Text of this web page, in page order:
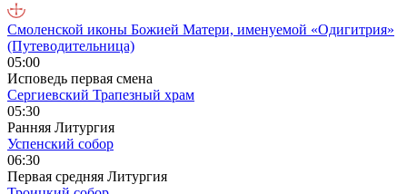
Смоленской иконы Божией Матери, именуемой «Одигитрия»
(Путеводительница)
05:00
Исповедь первая смена
Сергиевский Трапезный храм
05:30
Ранняя Литургия
Успенский собор
06:30
Первая средняя Литургия